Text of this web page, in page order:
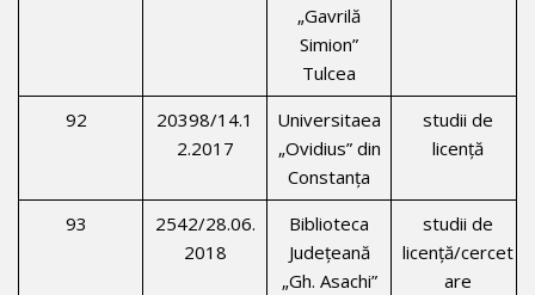
„Gavrilă
Simion”
Tulcea
92
20398/14.1
2.2017
Universitaea
„Ovidius” din
Constanţa
studii de
licenţă
93
2542/28.06.
2018
Biblioteca
Județeană
„Gh. Asachi”
studii de
licenţă/cercet
are